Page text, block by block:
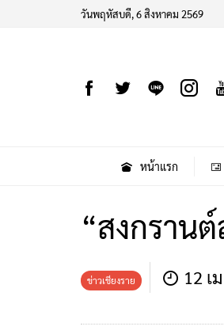
วันพฤหัสบดี, 6 สิงหาคม 2569
หน้าแรก
“สงกราน
ข่าวเชียงราย 12 เ